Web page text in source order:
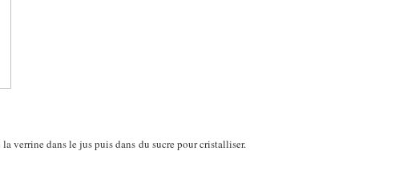
verrine dans le jus puis dans du sucre pour cristalliser.